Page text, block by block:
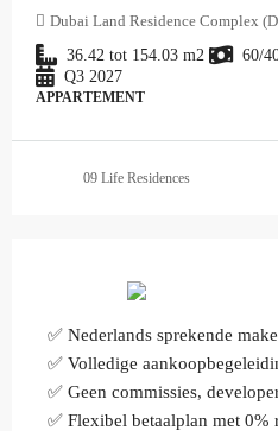
Dubai Land Residence Complex
36.42 tot 154.03 m2 60/
Q3 2027
APPARTEMENT
09 Life Residences
✅ Nederlands sprekende
✅ Volledige
✅ Geen commissies,
✅ Flexibel betaalplan met 0%